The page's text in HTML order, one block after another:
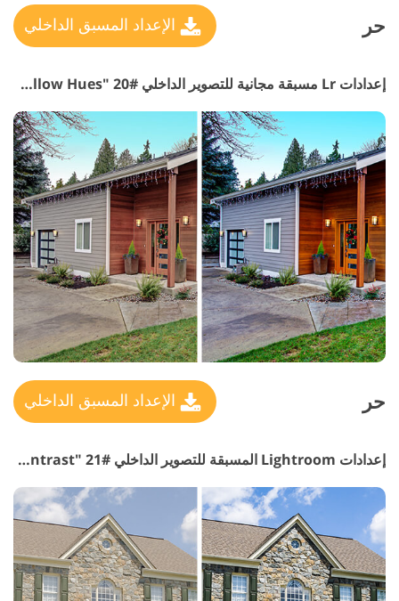
حر الإعداد المسبق الداخلي
إعدادات Lr مسبقة مجانية للتصوير الداخلي #20 "Remove Yellow Hues"
حر الإعداد المسبق الداخلي
إعدادات Lightroom المسبقة للتصوير الداخلي #21 "HDR Contrast"